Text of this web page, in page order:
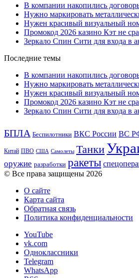
В компании накопились
Нужно маркировать
Нужен красивый визуальный
Промокод 2026 казино Кэт не
Зеркало Спин Сити для входа в
Последние темы
В компании накопились
Нужно маркировать
Нужен красивый визуальный
Промокод 2026 казино Кэт не
Зеркало Спин Сити для входа в
БПЛА Беспилотники ВКС России ВС
Китай ПВО США Самолеты Танки
оружие разработки ракеты
© Все права защищены 2026
О сайте
Карта сайта
Обратная связь
Политика конфиденциальности
YouTube
vk.com
Одноклассники
Telegram
WhatsApp